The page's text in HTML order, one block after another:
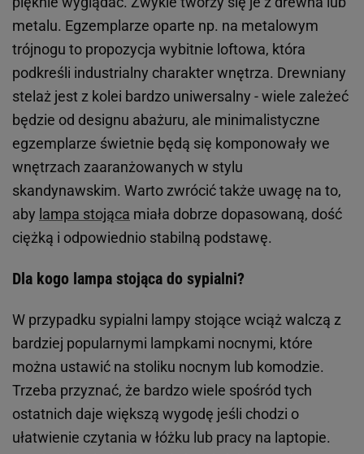
metalu. Egzemplarze oparte np. na metalowym
trójnogu to propozycja wybitnie loftowa, która
podkreśli industrialny charakter wnętrza. Drewniany
stelaż jest z kolei bardzo uniwersalny - wiele zależeć
będzie od designu abażuru, ale minimalistyczne
egzemplarze świetnie będą się komponowały we
wnętrzach zaaranżowanych w stylu
skandynawskim. Warto zwrócić także uwagę na to,
aby lampa stojąca miała dobrze dopasowaną, dość
ciężką i odpowiednio stabilną podstawę.
Dla kogo lampa stojąca do sypialni?
W przypadku sypialni lampy stojące wciąż walczą z
bardziej popularnymi lampkami nocnymi, które
można ustawić na stoliku nocnym lub komodzie.
Trzeba przyznać, że bardzo wiele spośród tych
ostatnich daje większą wygodę jeśli chodzi o
ułatwienie czytania w łóżku lub pracy na laptopie.